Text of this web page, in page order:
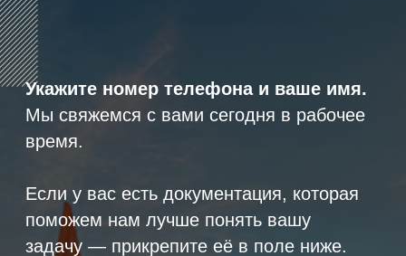
ООО «АРМЕТ РУС» Юридический адрес: ул. 2-
я Брянская, д.34А, офис 401
2023 © ARMET GROUP
Политика конфиденциальности
Эксклюзивный представитель
завода